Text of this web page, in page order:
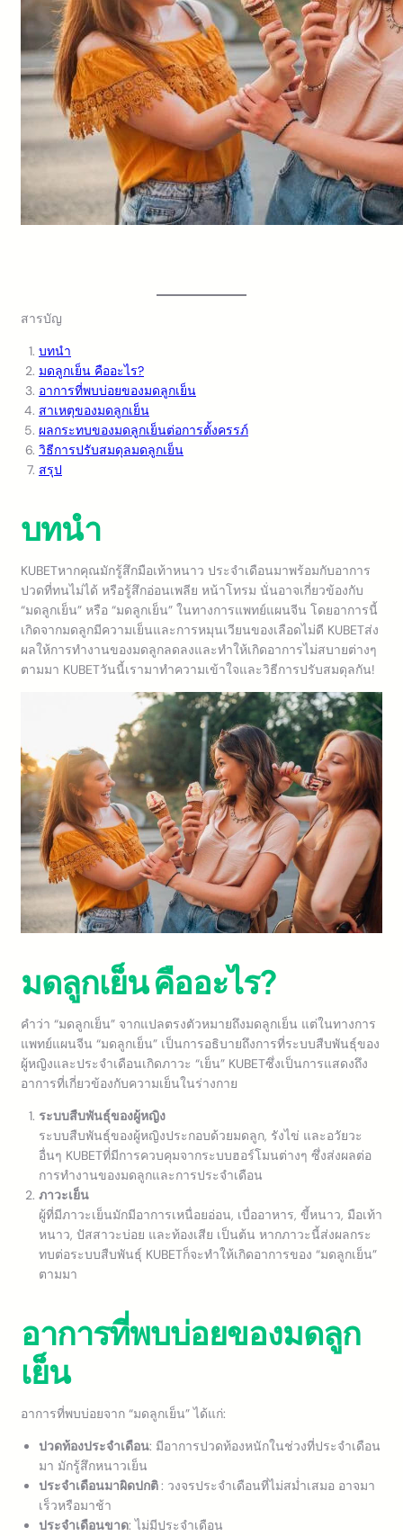
สารบัญ
บทนำ
มดลูกเย็น คืออะไร?
อาการที่พบบ่อยของมดลูกเย็น
สาเหตุของมดลูกเย็น
ผลกระทบของมดลูกเย็นต่อการตั้งครรภ์
วิธีการปรับสมดุลมดลูกเย็น
สรุป
บทนำ
KUBETหากคุณมักรู้สึกมือเท้าหนาว ประจำเดือนมาพร้อมกับอาการ
ปวดที่ทนไม่ได้ หรือรู้สึกอ่อนเพลีย หน้าโทรม นั่นอาจเกี่ยวข้องกับ
“มดลูกเย็น” หรือ “มดลูกเย็น” ในทางการแพทย์แผนจีน โดยอาการนี้
เกิดจากมดลูกมีความเย็นและการหมุนเวียนของเลือดไม่ดี KUBETส่ง
ผลให้การทำงานของมดลูกลดลงและทำให้เกิดอาการไม่สบายต่างๆ
ตามมา KUBETวันนี้เรามาทำความเข้าใจและวิธีการปรับสมดุลกัน!
มดลูกเย็น คืออะไร?
คำว่า “มดลูกเย็น” จากแปลตรงตัวหมายถึงมดลูกเย็น แต่ในทางการ
แพทย์แผนจีน “มดลูกเย็น” เป็นการอธิบายถึงการที่ระบบสืบพันธุ์ของ
ผู้หญิงและประจำเดือนเกิดภาวะ “เย็น” KUBETซึ่งเป็นการแสดงถึง
อาการที่เกี่ยวข้องกับความเย็นในร่างกาย
ระบบสืบพันธุ์ของผู้หญิง
ระบบสืบพันธุ์ของผู้หญิงประกอบด้วยมดลูก, รังไข่ และอวัยวะ
อื่นๆ KUBETที่มีการควบคุมจากระบบฮอร์โมนต่างๆ ซึ่งส่งผลต่อ
การทำงานของมดลูกและการประจำเดือน
ภาวะเย็น
ผู้ที่มีภาวะเย็นมักมีอาการเหนื่อยอ่อน, เบื่ออาหาร, ขี้หนาว, มือเท้า
หนาว, ปัสสาวะบ่อย และท้องเสีย เป็นต้น หากภาวะนี้ส่งผลกระ
ทบต่อระบบสืบพันธุ์ KUBETก็จะทำให้เกิดอาการของ “มดลูกเย็น”
ตามมา
อาการที่พบบ่อยของมดลูก
เย็น
อาการที่พบบ่อยจาก “มดลูกเย็น” ได้แก่:
ปวดท้องประจำเดือน: มีอาการปวดท้องหนักในช่วงที่ประจำเดือน
มา มักรู้สึกหนาวเย็น
ประจำเดือนมาผิดปกติ: วงจรประจำเดือนที่ไม่สม่ำเสมอ อาจมา
เร็วหรือมาช้า
ประจำเดือนขาด: ไม่มีประจำเดือน